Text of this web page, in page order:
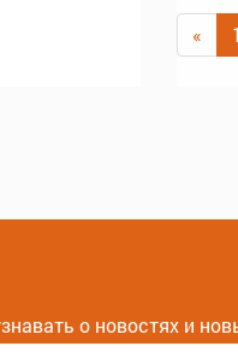
« 1
о новостях и